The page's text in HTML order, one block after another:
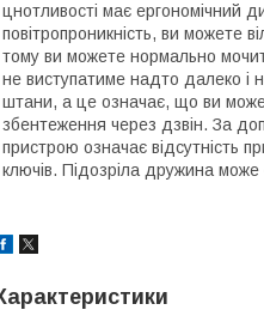
цнотливості має ергономічний
повітропроникність, ви можете
тому ви можете нормально
не виступатиме надто далеко і
штани, а це означає, що ви
збентеження через дзвін. За
пристрою означає відсутність
ключів. Підозріла дружина може